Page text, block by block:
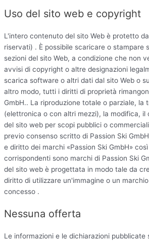
Uso del sito web e copyright
L'intero contenuto del sito Web è protetto
riservati) . È possibile scaricare o stampare
sezioni del sito Web, a condizione che non
avvisi di copyright o altre designazioni
scarica software o altri dati dal sito Web o
altro modo, tutti i diritti di proprietà
GmbH.. La riproduzione totale o parziale, la
(elettronica o con altri mezzi), la modifica, il
del sito web per scopi pubblici o
previo consenso scritto di Passion Ski
e diritto dei marchi «Passion Ski GmbH»
corrispondenti sono marchi di Passion Ski
del sito web è progettata in modo tale da
diritto di utilizzare un'immagine o un
concesso .
Nessuna offerta
Le informazioni e le dichiarazioni pubblicate